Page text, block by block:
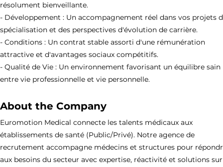
résolument bienveillante.
- Développement : Un accompagnement réel dans vos projets
spécialisation et des perspectives d'évolution de carrière.
- Conditions : Un contrat stable assorti d'une rémunération
attractive et d'avantages sociaux compétitifs.
- Qualité de Vie : Un environnement favorisant un équilibre sain
entre vie professionnelle et vie personnelle.
About the Company
Euromotion Medical connecte les talents médicaux aux
établissements de santé (Public/Privé). Notre agence de
recrutement accompagne médecins et structures pour
aux besoins du secteur avec expertise, réactivité et solutions sur